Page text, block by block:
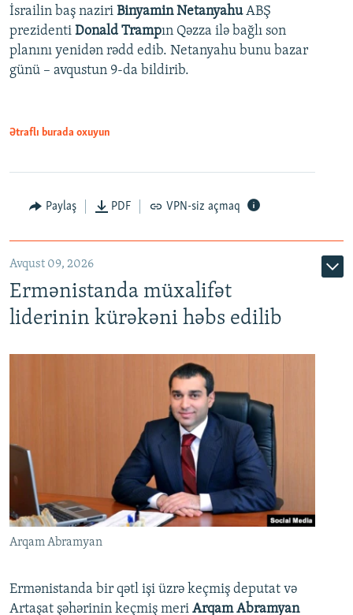
İsrailin baş naziri Binyamin NetanyahuABŞ
prezidenti Donald Trampın Qəzza ilə bağlı son
planını yenidən rədd edib. Netanyahu bunu bazar
günü – avqustun 9-da bildirib.
Ətraflı burada oxuyun
Paylaş PDF VPN-siz açmaq
Avqust 09, 2026
Ermənistanda müxalifət
liderinin kürəkəni həbs edilib
Arqam Abramyan
Ermənistanda bir qətl işi üzrə keçmiş deputat və
Artaşat şəhərinin keçmiş meri Arqam Abramyan